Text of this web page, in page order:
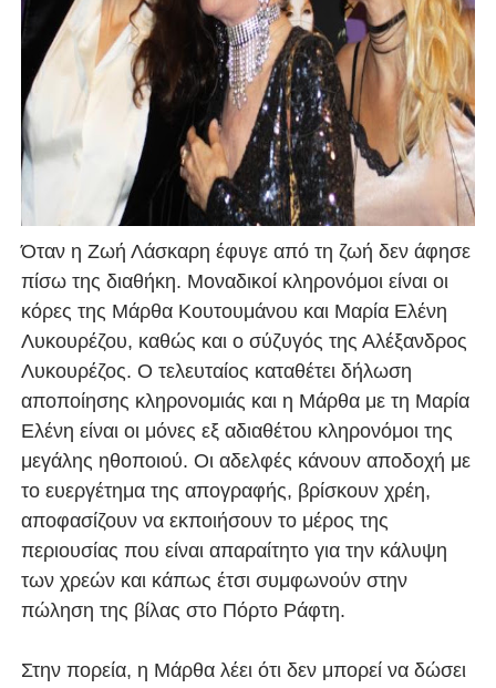
Όταν η Ζωή Λάσκαρη έφυγε από τη ζωή δεν άφησε
πίσω της διαθήκη. Μοναδικοί κληρονόμοι είναι οι
κόρες της Μάρθα Κουτουμάνου και Μαρία Ελένη
Λυκουρέζου, καθώς και ο σύζυγός της Αλέξανδρος
Λυκουρέζος. Ο τελευταίος καταθέτει δήλωση
αποποίησης κληρονομιάς και η Μάρθα με τη Μαρία
Ελένη είναι οι μόνες εξ αδιαθέτου κληρονόμοι της
μεγάλης ηθοποιού. Οι αδελφές κάνουν αποδοχή με
το ευεργέτημα της απογραφής, βρίσκουν χρέη,
αποφασίζουν να εκποιήσουν το μέρος της
περιουσίας που είναι απαραίτητο για την κάλυψη
των χρεών και κάπως έτσι συμφωνούν στην
πώληση της βίλας στο Πόρτο Ράφτη.
Στην πορεία, η Μάρθα λέει ότι δεν μπορεί να δώσει